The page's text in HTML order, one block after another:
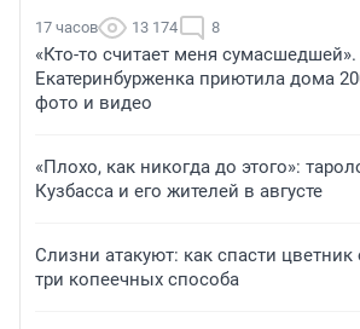
17 часов 13 174 8
«Кто-то считает меня сумасшедшей».
Екатеринбурженка приютила дома
фото и видео
«Плохо, как никогда до этого»:
Кузбасса и его жителей в августе
Слизни атакуют: как спасти
три копеечных способа